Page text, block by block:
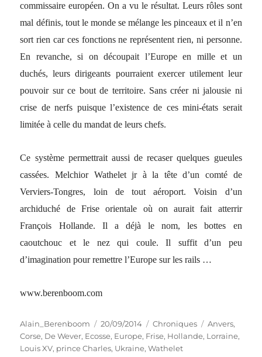
commissaire européen. On a vu le résultat. Leurs rôles sont
mal définis, tout le monde se mélange les pinceaux et il n’en
sort rien car ces fonctions ne représentent rien, ni personne.
En revanche, si on découpait l’Europe en mille et un
duchés, leurs dirigeants pourraient exercer utilement leur
pouvoir sur ce bout de territoire. Sans créer ni jalousie ni
crise de nerfs puisque l’existence de ces mini-états serait
limitée à celle du mandat de leurs chefs.
Ce système permettrait aussi de recaser quelques gueules
cassées. Melchior Wathelet jr à la tête d’un comté de
Verviers-Tongres, loin de tout aéroport. Voisin d’un
archiduché de Frise orientale où on aurait fait atterrir
François Hollande. Il a déjà le nom, les bottes en
caoutchouc et le nez qui coule. Il suffit d’un peu
d’imagination pour remettre l’Europe sur les rails …
www.berenboom.com
Auteur
Alain_Berenboom
Publié
le
20/09/2014 Catégories
Chroniques Étiquettes
Anvers,
Corse, De Wever, Ecosse, Europe, Frise, Hollande, Lorraine,
Louis XV, prince Charles, Ukraine,Wathelet